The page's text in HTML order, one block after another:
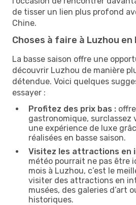
de tisser un lien plus profond
Chine.
Choses à faire à Luzhou en
La basse saison offre une
découvrir Luzhou de manière
détendue. Voici quelques
essayer :
Profitez des prix bas :
gastronomique, surclassez
une expérience de luxe
réalisées en basse saison.
Visitez les attractions en
météo pourrait ne pas être
mois à Luzhou, c’est le
visiter des attractions en
musées, des galeries d’art
historiques.